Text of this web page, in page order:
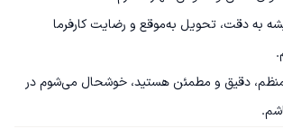
در انجام پروژه‌ها همیشه به دقت، تحویل به‌موقع و رضایت کارفرما
اگر به دنبال همکاری منظم، دقیق و مطمئن هستید، خوشحال می‌شوم در